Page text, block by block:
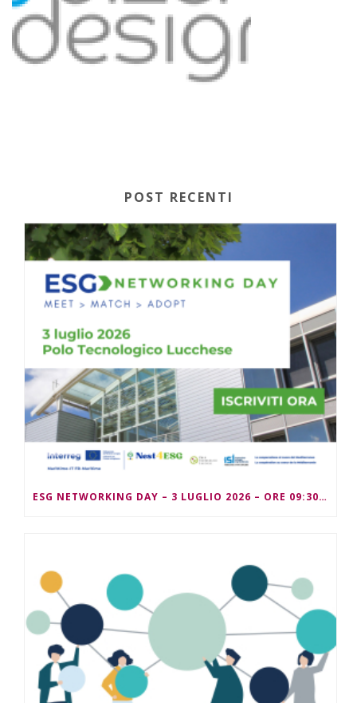
POST RECENTI
ESG NETWORKING DAY – 3 LUGLIO 2026 – ORE 09:30/13:00